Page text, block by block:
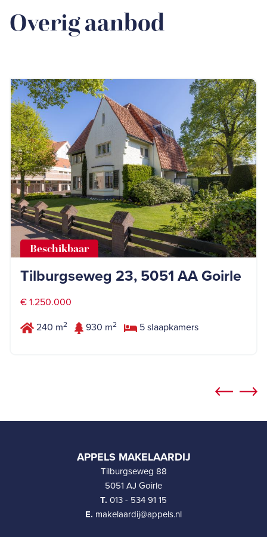
Overig aanbod
Beschikbaar
Tilburgseweg 23, 5051 AA Goirle
€ 1.250.000
240 m2 930 m2 5 slaapkamers
APPELS MAKELAARDIJ
Tilburgseweg 88
5051 AJ Goirle
T. 013 - 534 91 15
E. makelaardij@appels.nl